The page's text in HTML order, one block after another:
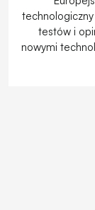
testów i
nowymi